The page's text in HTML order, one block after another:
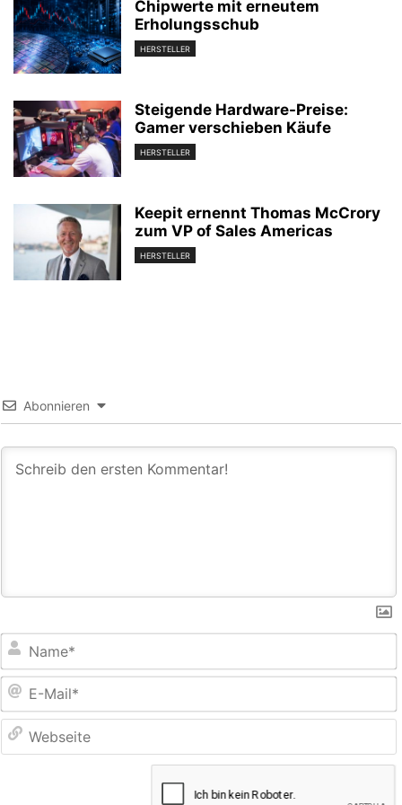
Chipwerte mit erneutem
Erholungsschub
HERSTELLER
Steigende Hardware-Preise:
Gamer verschieben Käufe
HERSTELLER
Keepit ernennt Thomas McCrory
zum VP of Sales Americas
HERSTELLER
Abonnieren